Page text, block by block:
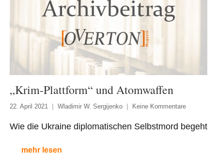
„Krim-Plattform“ und Atomwaffen
22. April 2021 Wladimir W. Sergijenko Keine Kommentare
Wie die Ukraine diplomatischen Selbstmord begeht
mehr lesen